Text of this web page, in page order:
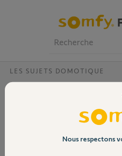
Volet
LES SUJETS DOMOTIQUE
Compatibilité SIMINOR
Pouvez vous me confirmer la
J'avais des émetteurs SIMINOR S433
Nous respectons